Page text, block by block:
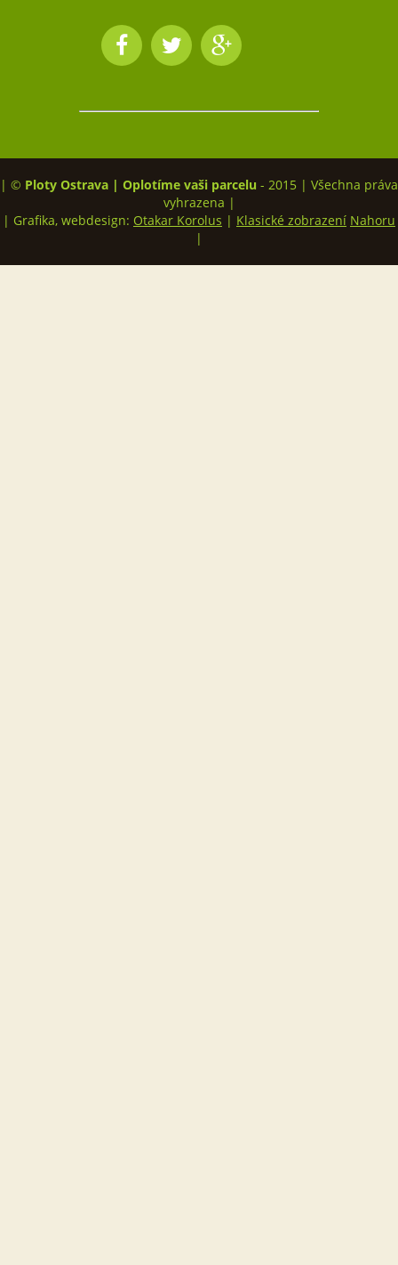
| © Ploty Ostrava | Oplotíme vaši parcelu - 2015 | Všechna práva
vyhrazena |
| Grafika, webdesign: Otakar Korolus | Klasické zobrazení Nahoru
|